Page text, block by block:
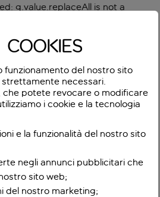
g.value.replaceAll is not a
COOKIES
funzionamento del nostro sito
necessari.
che potete revocare o modificare
i cookie e la tecnologia
e la funzionalità del nostro sito
negli annunci pubblicitari che
sito web;
del nostro marketing;